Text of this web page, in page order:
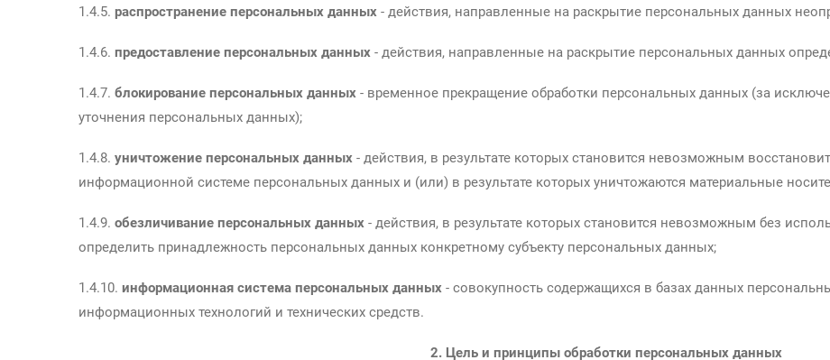
1.4.5. распространение персональных данных - действия, направленные на раскрытие персональных данных
1.4.6. предоставление персональных данных - действия, направленные на раскрытие персональных данных
1.4.7. блокирование персональных данных - временное прекращение обработки персональных данных (за
уточнения персональных данных);
1.4.8. уничтожение персональных данных - действия, в результате которых становится невозможным
информационной системе персональных данных и (или) в результате которых уничтожаются материальные
1.4.9. обезличивание персональных данных - действия, в результате которых становится невозможным без
определить принадлежность персональных данных конкретному субъекту персональных данных;
1.4.10. информационная система персональных данных - совокупность содержащихся в базах данных
информационных технологий и технических средств.
2. Цель и принципы обработки персональных данных